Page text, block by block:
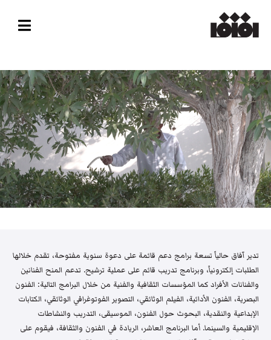
تدير آفاق حالياً تسعة برامج دعم قائمة على دعوة سنوية مفتوحة، تقدم خلالها
الطلبات إلكترونياً، وبرنامج تدريب قائم على عملية ترشيح. تدعم المنح الفنانين
والفنانات الأفراد كما المؤسسات الثقافية والفنية من خلال البرامج التالية: الفنون
البصرية، الفنون الأدائية، الفيلم الوثائقي، التصوير الفوتوغرافي الوثائقي، الكتابات
الإبداعية والنقدية، البحوث حول الفنون، الموسيقى، التدريب والنشاطات
الإقليمية والسينما. أما البرنامج العاشر، الريادة في الفنون والثقافة، فيقوم على